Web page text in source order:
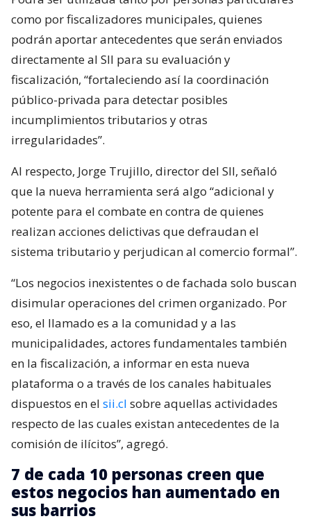
como por fiscalizadores municipales, quienes
podrán aportar antecedentes que serán enviados
directamente al SII para su evaluación y
fiscalización, “fortaleciendo así la coordinación
público-privada para detectar posibles
incumplimientos tributarios y otras
irregularidades”.
Al respecto, Jorge Trujillo, director del SII, señaló
que la nueva herramienta será algo “adicional y
potente para el combate en contra de quienes
realizan acciones delictivas que defraudan el
sistema tributario y perjudican al comercio formal”.
“Los negocios inexistentes o de fachada solo buscan
disimular operaciones del crimen organizado. Por
eso, el llamado es a la comunidad y a las
municipalidades, actores fundamentales también
en la fiscalización, a informar en esta nueva
plataforma o a través de los canales habituales
dispuestos en el sii.cl sobre aquellas actividades
respecto de las cuales existan antecedentes de la
comisión de ilícitos”, agregó.
7 de cada 10 personas creen que
estos negocios han aumentado en
sus barrios